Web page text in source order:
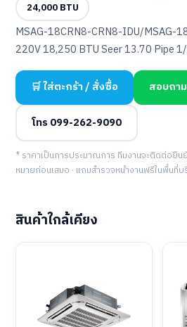
24,000 BTU
MSAG-18CRN8-CRN8-IDU/MSAG-
220V 18,250 BTU Seer 13.70 Pipe
🛒 ใส่ตะกร้า / สั่งซื้อ สอบถา
โทร 099-262-9090
* ราคาเป็นการประมาณการ ทีมงานจะติดต่อยื
หมายก่อนเสมอ · แถมสำรวจหน้างานฟรีในพื้นที่บ
สินค้าใกล้เคียง